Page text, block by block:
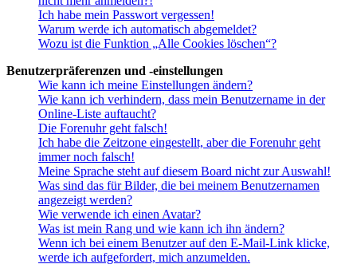
Ich habe mein Passwort vergessen!
Warum werde ich automatisch abgemeldet?
Wozu ist die Funktion „Alle Cookies löschen“?
Benutzerpräferenzen und -einstellungen
Wie kann ich meine Einstellungen ändern?
Wie kann ich verhindern, dass mein Benutzername in der
Online-Liste auftaucht?
Die Forenuhr geht falsch!
Ich habe die Zeitzone eingestellt, aber die Forenuhr geht
immer noch falsch!
Meine Sprache steht auf diesem Board nicht zur Auswahl!
Was sind das für Bilder, die bei meinem Benutzernamen
angezeigt werden?
Wie verwende ich einen Avatar?
Was ist mein Rang und wie kann ich ihn ändern?
Wenn ich bei einem Benutzer auf den E-Mail-Link klicke,
werde ich aufgefordert, mich anzumelden.